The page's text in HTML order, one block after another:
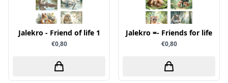
Collall
hobbygros
Joep by Carla
Jalekro - Friend of life 1
€0,80
Jalekro =- Friends for life
€0,80